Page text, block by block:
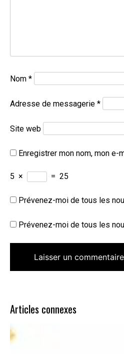
Nom *
Adresse de messagerie *
Site web
Enregistrer mon nom, mon e-
5 × = 25
Prévenez-moi de tous les
Prévenez-moi de tous les
Articles connexes